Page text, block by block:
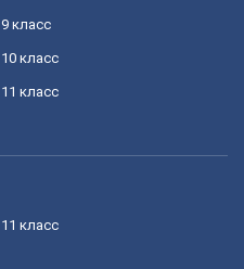
9 класс
10 класс
11 класс
11 класс